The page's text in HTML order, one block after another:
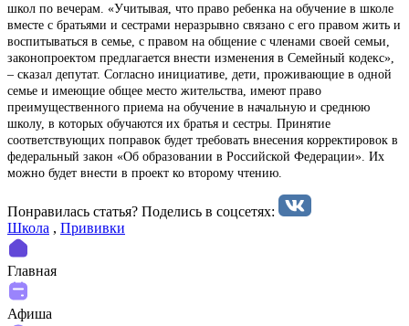
школ по вечерам. «Учитывая, что право ребенка на обучение в школе
вместе с братьями и сестрами неразрывно связано с его правом жить и
воспитываться в семье, с правом на общение с членами своей семьи,
законопроектом предлагается внести изменения в Семейный кодекс»,
– сказал депутат. Согласно инициативе, дети, проживающие в одной
семье и имеющие общее место жительства, имеют право
преимущественного приема на обучение в начальную и среднюю
школу, в которых обучаются их братья и сестры. Принятие
соответствующих поправок будет требовать внесения корректировок в
федеральный закон «Об образовании в Российской Федерации». Их
можно будет внести в проект ко второму чтению.
Понравилась статья? Поделиcь в соцсетях:
Школа , Прививки
Главная
Афиша